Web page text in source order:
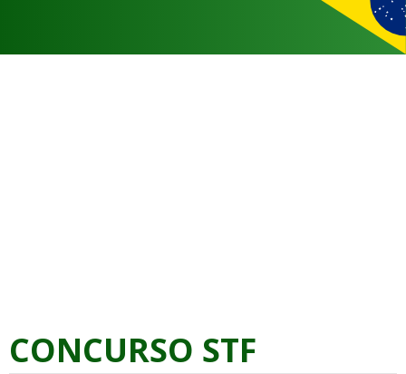
CONCURSO STF